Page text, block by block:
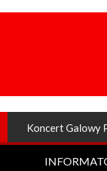
Plenerowa